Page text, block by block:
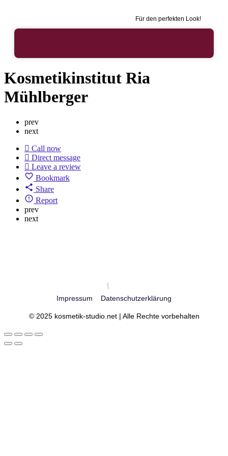
Für den perfekten Look!
Kosmetikinstitut Ria
Mühlberger
prev
next
Call now
Direct message
Leave a review
Bookmark
Share
Report
prev
next
Impressum Datenschutzerklärung
© 2025 kosmetik-studio.net | Alle Rechte vorbehalten